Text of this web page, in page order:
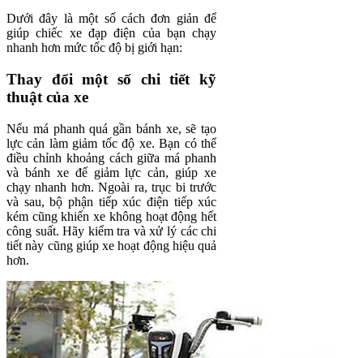
Dưới đây là một số cách đơn giản để
giúp chiếc xe đạp điện của bạn chạy
nhanh hơn mức tốc độ bị giới hạn:
Thay đổi một số chi tiết kỹ
thuật của xe
Nếu má phanh quá gần bánh xe, sẽ tạo
lực cản làm giảm tốc độ xe. Bạn có thể
điều chỉnh khoảng cách giữa má phanh
và bánh xe để giảm lực cản, giúp xe
chạy nhanh hơn. Ngoài ra, trục bi trước
và sau, bộ phận tiếp xúc điện tiếp xúc
kém cũng khiến xe không hoạt động hết
công suất. Hãy kiểm tra và xử lý các chi
tiết này cũng giúp xe hoạt động hiệu quả
hơn.